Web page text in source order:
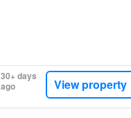
30+ days
ago
View property